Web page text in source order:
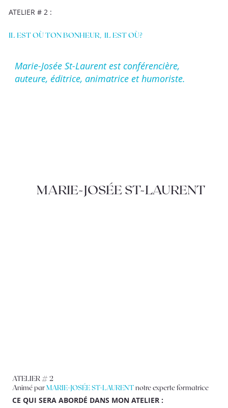
ATELIER # 2 :
IL EST OÙ TON BONHEUR, IL EST OÙ?
Marie-Josée St-Laurent est conférencière,
auteure, éditrice, animatrice et humoriste.
MARIE-JOSÉE ST-LAURENT
ATELIER # 2
Animé parMARIE-JOSÉE ST-LAURENTnotre experte formatrice
CE QUI SERA ABORDÉ DANS MON ATELIER :